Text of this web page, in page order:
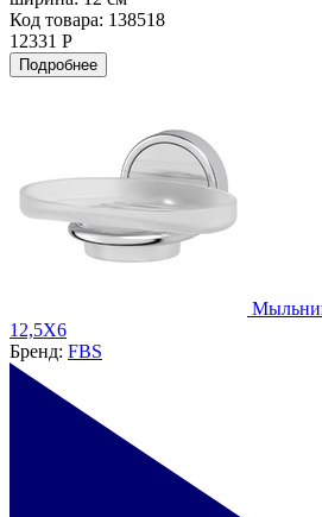
Код товара: 138518
12331 Р
Подробнее
12,5X6
Бренд: FBS